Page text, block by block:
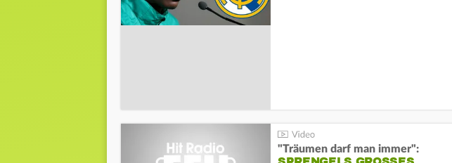
"Träumen darf man immer":